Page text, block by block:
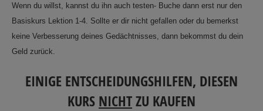
Wenn du willst, kannst du ihn auch testen- Buche dann erst nur den
Basiskurs Lektion 1-4. Sollte er dir nicht gefallen oder du bemerkst
keine Verbesserung deines Gedächtnisses, dann bekommst du dein
Geld zurück.
EINIGE ENTSCHEIDUNGSHILFEN, DIESEN
KURS NICHTZU KAUFEN